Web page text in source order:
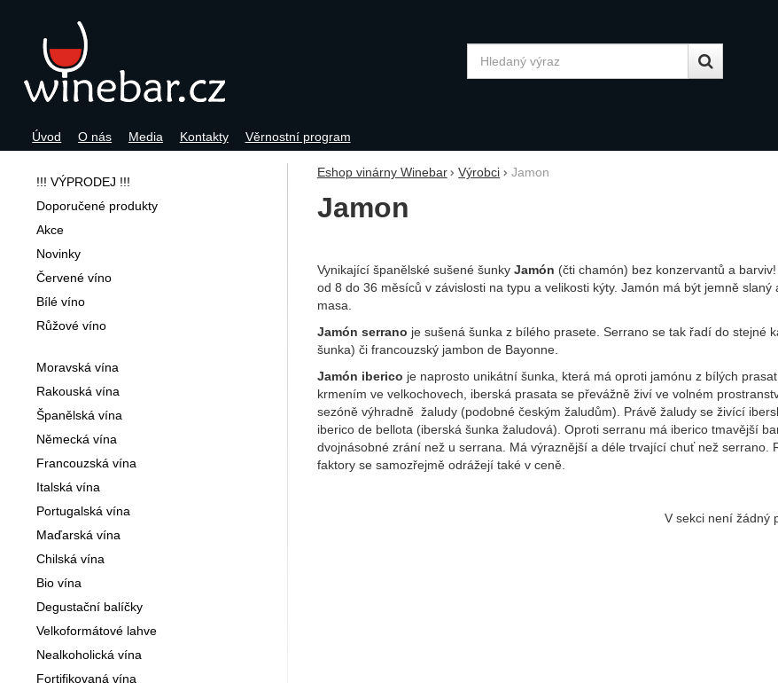
Eshop vinárny Winebar Výrobci Jamon
Jamon
Vynikající španělské sušené šunky Jamón (čti chamón) bez konzervantů a
od 8 do 36 měsíců v závislosti na typu a velikosti kýty. Jamón má být jemně
masa.
Jamón serrano je sušená šunka z bílého prasete. Serrano se tak řadí do stejné
šunka) či francouzský jambon de Bayonne.
Jamón iberico je naprosto unikátní šunka, která má oproti jamónu z bílých
krmením ve velkochovech, iberská prasata se převážně živí ve volném
sezóně výhradně žaludy (podobné českým žaludům). Právě žaludy se živící
iberico de bellota (iberská šunka žaludová). Oproti serranu má iberico tmavější
dvojnásobné zrání než u serrana. Má výraznější a déle trvající chuť než
faktory se samozřejmě odrážejí také v ceně.
V sekci není žádný
!!! VÝPRODEJ !!!
Doporučené produkty
Akce
Novinky
Červené víno
Bílé víno
Růžové víno
Moravská vína
Rakouská vína
Španělská vína
Německá vína
Francouzská vína
Italská vína
Portugalská vína
Maďarská vína
Chilská vína
Bio vína
Degustační balíčky
Velkoformátové lahve
Nealkoholická vína
Fortifikovaná vína
Navigace
Úvod O nás Media Kontakty Věrnostní program
Vyhledávání